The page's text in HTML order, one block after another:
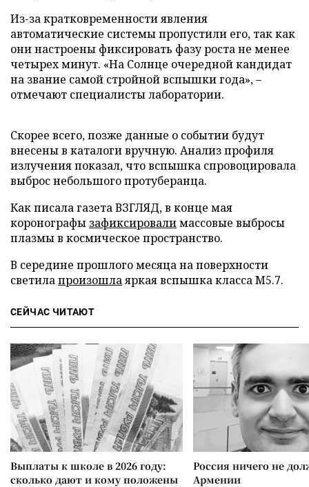
Из-за кратковременности явления
автоматические системы пропустили его, так как
они настроены фиксировать фазу роста не менее
четырех минут. «На Солнце очередной кандидат
на звание самой стройной вспышки года», –
отмечают специалисты лаборатории.
Скорее всего, позже данные о событии будут
внесены в каталоги вручную. Анализ профиля
излучения показал, что вспышка спровоцировала
выброс небольшого протуберанца.
Как писала газета ВЗГЛЯД, в конце мая
коронографы зафиксировалимассовые выбросы
плазмы в космическое пространство.
В середине прошлого месяца на поверхности
светилапроизошлаяркая вспышка класса M5.7.
СЕЙЧАС ЧИТАЮТ
Выплаты к школе в 2026 году:
сколько дают и кому положены
Россия ничего не
Армении